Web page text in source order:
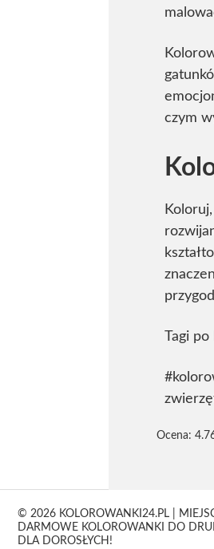
czym
Tagi po
Ocena:
© 2026 KOLOROWANKI24.PL |
DARMOWE KOLOROWANKI DO
DLA DOROSŁYCH!